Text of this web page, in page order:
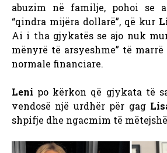
abuzim në familje, pohoi se
“qindra mijëra dollarë”, që kur
Ai i tha gjykatës se ajo nuk
mënyrë të arsyeshme” të
normale financiare.
Leni po kërkon që gjykata të
vendosë një urdhër për gag
shpifje dhe ngacmim të